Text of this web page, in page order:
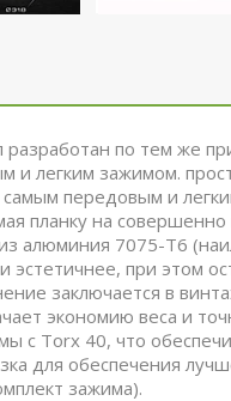
разработан по тем же
и легким зажимом.
самым передовым и
планку на
алюминия 7075-T6
эстетичнее, при этом
заключается в
экономию веса и
с Torx 40, что
для обеспечения
зажима).